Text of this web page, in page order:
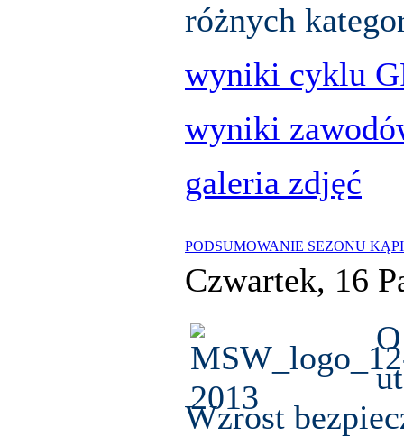
różnych
wyniki cyklu
wyniki
galeria zdjęć
PODSUMOWANIE SEZONU
Czwartek, 16
Wzrost